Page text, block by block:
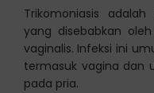
Trikomoniasis
yang disebabkan
vaginalis. Infeksi ini
termasuk vagina dan
pada pria.